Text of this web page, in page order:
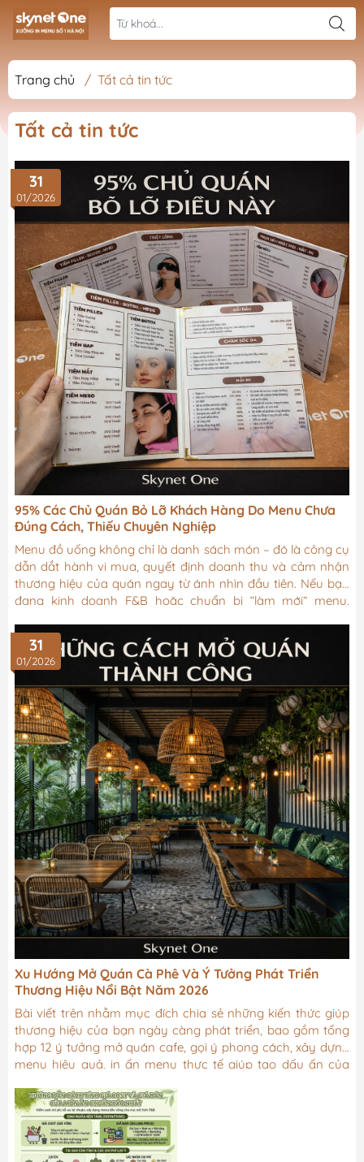
Trang chủ / Tất cả tin tức
Tất cả tin tức
31
01/2026
95% Các Chủ Quán Bỏ Lỡ Khách Hàng Do Menu Chưa
Đúng Cách, Thiếu Chuyên Nghiệp
Menu đồ uống không chỉ là danh sách món – đó là công cụ
dẫn dắt hành vi mua, quyết định doanh thu và cảm nhận
thương hiệu của quán ngay từ ánh nhìn đầu tiên. Nếu bạn
đang kinh doanh F&B hoặc chuẩn bị “làm mới” menu,
menu thông minh, dễ bán và bền vững.
31
01/2026
Xu Hướng Mở Quán Cà Phê Và Ý Tưởng Phát Triển
Thương Hiệu Nổi Bật Năm 2026
Bài viết trên nhằm mục đích chia sẻ những kiến thức giúp
thương hiệu của bạn ngày càng phát triển, bao gồm tổng
hợp 12 ý tưởng mở quán cafe, gọi ý phong cách, xây dựng
menu hiệu quả, in ấn menu thực tế giúp tạo dấu ấn của